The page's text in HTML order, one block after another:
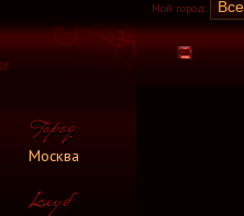
Мой город:
Москва